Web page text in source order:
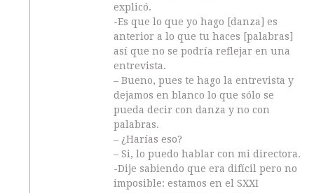
explicó.
-Es que lo que yo hago [danza] es
anterior a lo que tu haces [palabras]
así que no se podría reflejar en una
entrevista.
– Bueno, pues te hago la entrevista y
dejamos en blanco lo que sólo se
pueda decir con danza y no con
palabras.
– ¿Harías eso?
– Si, lo puedo hablar con mi directora.
-Dije sabiendo que era difícil pero no
imposible: estamos en el SXXI